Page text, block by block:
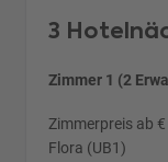
3
Zimmer 1 (2
Zimmerpreis ab
Flora (UB1)